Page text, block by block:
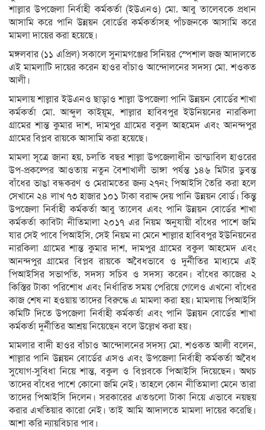
শাল্লার উপজেলা নির্বাহী কর্মকর্তা (ইউএনও) মো. আবু তালেবকে প্রধান
আসামি করে পানি উন্নয়ন বোর্ডের কর্মকর্তাসহ পাঁচজনকে আসামি করে
মামলা দায়ের করা হয়েছে।
মঙ্গলবার (১১ এপ্রিল) সকালে সুনামগঞ্জের সিনিয়র স্পেশাল জজ আদালতে
এই মামলাটি দায়ের করেন হাওর বাঁচাও আন্দোলনের সদস্য মো. শওকত
আলী।
মামলায় শাল্লার ইউএনও ছাড়াও শাল্লা উপজেলা পানি উন্নয়ন বোর্ডের শাখা
কর্মকর্তা মো. আব্দুল কাইয়ূম, শাল্লার হাবিবপুর ইউনিয়নের নারকিলা
গ্রামের শান্ত কুমার দাশ, দামপুর গ্রামের বকুল আহমেদ এবং আনন্দপুর
গ্রামের বিপ্লব রায়কে আসামি করা হয়েছে।
মামলা সূত্রে জানা হয়, চলতি বছর শাল্লা উপজেলাধীন ভান্ডাবিল হাওরের
উপ-প্রকল্পের আওতায় নতুন বৈশাখালী ভাঙ্গা পর্যন্ত ১৪৬ মিটার ডুবন্ত
বাঁধের ভাঙা বন্ধকরণ ও মেরামতের জন্য ২৭নং পিআইসি তৈরি করা হলে
সেখানে ২৪ লাখ ৭৩ হাজার ১০১ টাকা বরাদ্দ দেয় পানি উন্নয়ন বোর্ড। কিন্তু
উপজেলা নির্বাহী কর্মকর্তা আবু তালেব এবং পানি উন্নয়ন বোর্ডের শাখা
কর্মকর্তা কাবিটা নীতিমালা ২০১৭ এর নিয়ম অনুযায়ী বাঁধের পাশে জমি
যার সেই পাবে পিআইসি, সেই নিয়ম না মেনে শাল্লার হাবিবপুর ইউনিয়নের
নারকিলা গ্রামের শান্ত কুমার দাশ, দামপুর গ্রামের বকুল আহমেদ এবং
আনন্দপুর গ্রামের বিপ্লব রায়কে অবৈধভাবে ও দুর্নীতির মাধ্যমে এই
পিআইসির সভাপতি, সদস্য সচিব ও সদস্য করেন। বাঁধের কাজের ২
কিস্তির টাকা পরিশোধ এবং নির্ধারিত সময় পেরিয়ে গেলেও এখনো বাঁধের
কাজ শেষ না হওয়ায় তাদের বিরুদ্ধে এ মামলা করা হয়। মামলায় পিআইসি
কমিটি দিতে উপজেলা নির্বাহী কর্মকর্তা এবং পানি উন্নয়ন বোর্ডের শাখা
কর্মকর্তা দুর্নীতির আশ্রয় নিয়েছেন বলে উল্লেখ করা হয়।
মামলার বাদী হাওর বাঁচাও আন্দোলনের সদস্য মো. শওকত আলী বলেন,
শাল্লার পানি উন্নয়ন বোর্ডের এসও এবং উপজেলা নির্বাহী কর্মকর্তা অবৈধ
সুযোগ-সুবিধা নিয়ে শান্ত, বকুল ও বিপ্লবকে পিআইসি দিয়েছেন। অথচ
তাদের বাঁধের পাশে কোনো জমি নেই। তাহলে কোন নীতিমালা মেনে তারা
তাদের পিআইসি দিলেন। সরকারের এতগুলো টাকা নিয়ে এভাবে নয়ছয়
করার এখতিয়ার কারো নেই। তাই আমি আদালতে মামলা দায়ের করেছি।
আশা করি ন্যায়বিচার পাব।